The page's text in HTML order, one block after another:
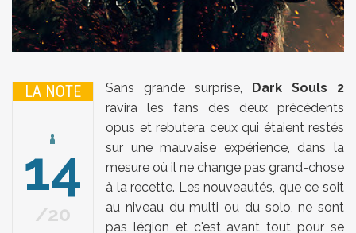
LA NOTE
14
20
Sans grande surprise,
Dark Souls 2
ravira les fans des deux précédents
opus et rebutera ceux qui étaient restés
sur une mauvaise expérience, dans la
mesure où il ne change pas grand-chose
à la recette. Les nouveautés, que ce soit
au niveau du multi ou du solo, ne sont
pas légion et c'est avant tout pour se